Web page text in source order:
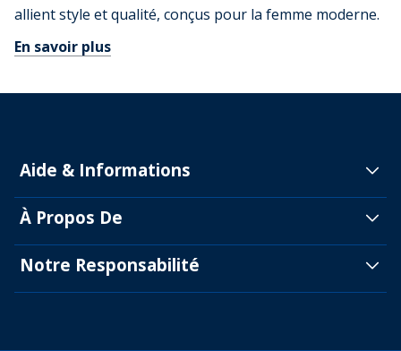
allient style et qualité, conçus pour la femme moderne.
En savoir plus
Aide & Informations
À Propos De
Notre Responsabilité